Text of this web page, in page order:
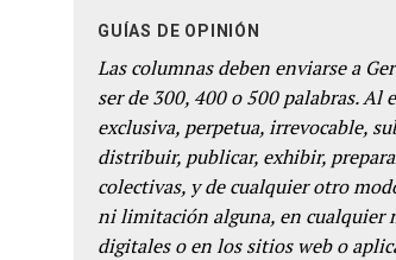
GUÍAS DE OPINIÓN
Las columnas deben enviarse a
ser de 300, 400 o 500 palabras. Al
exclusiva, perpetua, irrevocable,
distribuir, publicar, exhibir,
colectivas, y de cualquier otro
ni limitación alguna, en cualquier
digitales o en los sitios web o